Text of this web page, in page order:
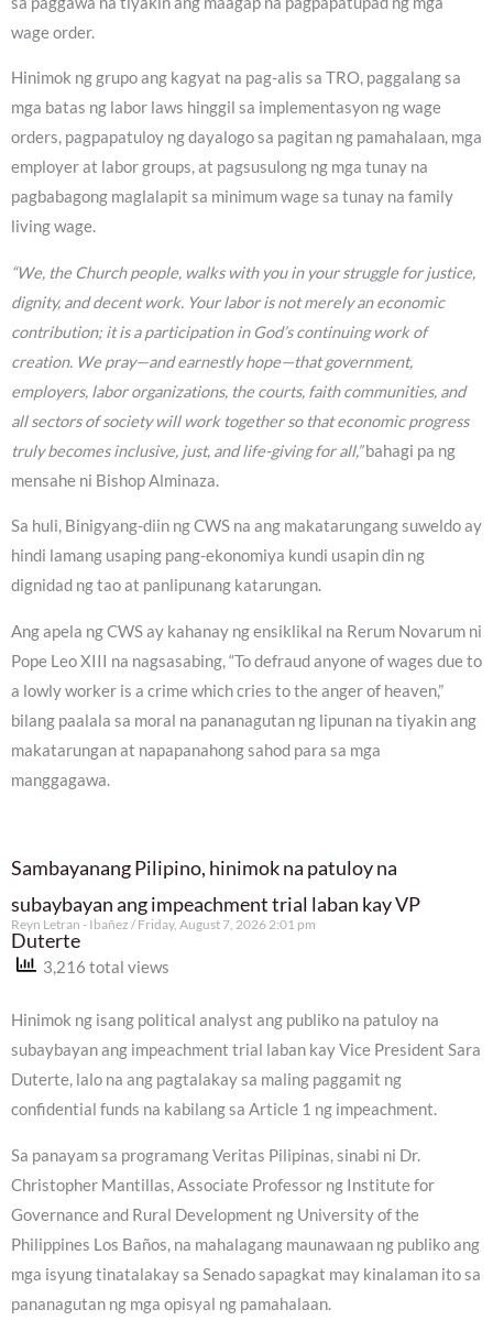
wage order.
Hinimok ng grupo ang kagyat na pag-alis sa TRO, paggalang sa
mga batas ng labor laws hinggil sa implementasyon ng wage
orders, pagpapatuloy ng dayalogo sa pagitan ng pamahalaan, mga
employer at labor groups, at pagsusulong ng mga tunay na
pagbabagong maglalapit sa minimum wage sa tunay na family
living wage.
“We, the Church people, walks with you in your struggle for justice,
dignity, and decent work. Your labor is not merely an economic
contribution; it is a participation in God’s continuing work of
creation. We pray—and earnestly hope—that government,
employers, labor organizations, the courts, faith communities, and
all sectors of society will work together so that economic progress
truly becomes inclusive, just, and life-giving for all,”bahagi pa ng
mensahe ni Bishop Alminaza.
Sa huli, Binigyang-diin ng CWS na ang makatarungang suweldo ay
hindi lamang usaping pang-ekonomiya kundi usapin din ng
dignidad ng tao at panlipunang katarungan.
Ang apela ng CWS ay kahanay ng ensiklikal na Rerum Novarum ni
Pope Leo XIII na nagsasabing, “To defraud anyone of wages due to
a lowly worker is a crime which cries to the anger of heaven,”
bilang paalala sa moral na pananagutan ng lipunan na tiyakin ang
makatarungan at napapanahong sahod para sa mga
manggagawa.
Sambayanang Pilipino, hinimok na patuloy na
subaybayan ang impeachment trial laban kay VP
Duterte
Reyn Letran - Ibañez Friday, August 7, 2026 2:01 pm
3,216 total views
Hinimok ng isang political analyst ang publiko na patuloy na
subaybayan ang impeachment trial laban kay Vice President Sara
Duterte, lalo na ang pagtalakay sa maling paggamit ng
confidential funds na kabilang sa Article 1 ng impeachment.
Sa panayam sa programang Veritas Pilipinas, sinabi ni Dr.
Christopher Mantillas, Associate Professor ng Institute for
Governance and Rural Development ng University of the
Philippines Los Baños, na mahalagang maunawaan ng publiko ang
mga isyung tinatalakay sa Senado sapagkat may kinalaman ito sa
pananagutan ng mga opisyal ng pamahalaan.